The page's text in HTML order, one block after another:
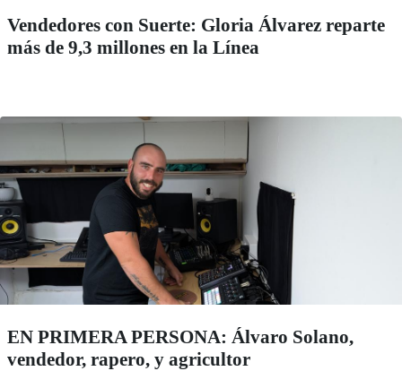
Vendedores con Suerte: Gloria Álvarez reparte
más de 9,3 millones en la Línea
EN PRIMERA PERSONA: Álvaro Solano,
vendedor, rapero, y agricultor